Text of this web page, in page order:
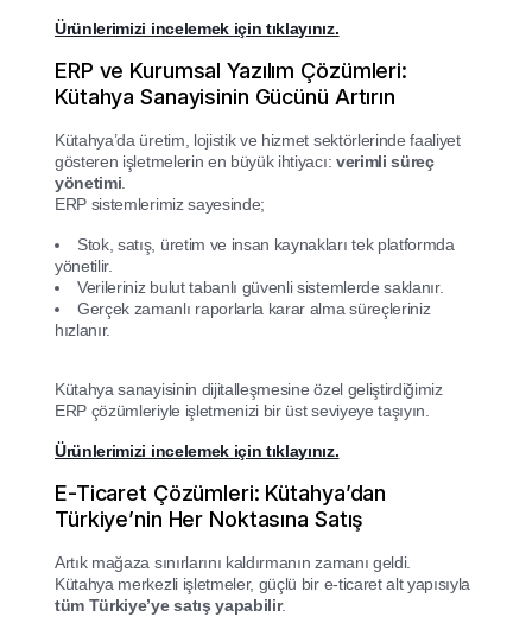
Ürünlerimizi incelemek için tıklayınız.
ERP ve Kurumsal Yazılım Çözümleri:
Kütahya Sanayisinin Gücünü Artırın
Kütahya’da üretim, lojistik ve hizmet sektörlerinde faaliyet
gösteren işletmelerin en büyük ihtiyacı: verimli süreç
yönetimi
ERP sistemlerimiz sayesinde;
Stok, satış, üretim ve insan kaynakları tek platformda
yönetilir.
Verileriniz bulut tabanlı güvenli sistemlerde saklanır.
Gerçek zamanlı raporlarla karar alma süreçleriniz
hızlanır.
Kütahya sanayisinin dijitalleşmesine özel geliştirdiğimiz
ERP çözümleriyle işletmenizi bir üst seviyeye taşıyın.
Ürünlerimizi incelemek için tıklayınız.
E-Ticaret Çözümleri: Kütahya’dan
Türkiye’nin Her Noktasına Satış
Artık mağaza sınırlarını kaldırmanın zamanı geldi.
Kütahya merkezli işletmeler, güçlü bir e-ticaret alt yapısıyla
tüm Türkiye’ye satış yapabilir.